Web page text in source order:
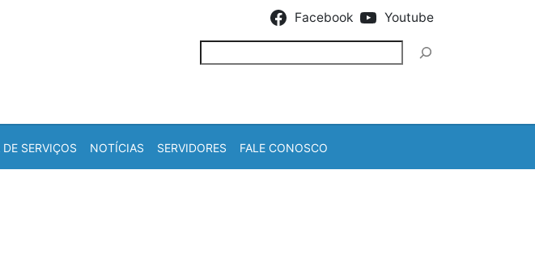
Facebook Youtube
DE SERVIÇOS NOTÍCIAS SERVIDORES FALE CONOSCO